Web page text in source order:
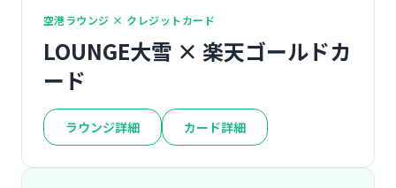
空港ラウンジ × クレジットカード
LOUNGE大雪 × 楽天ゴールドカ
ード
ラウンジ詳細 カード詳細